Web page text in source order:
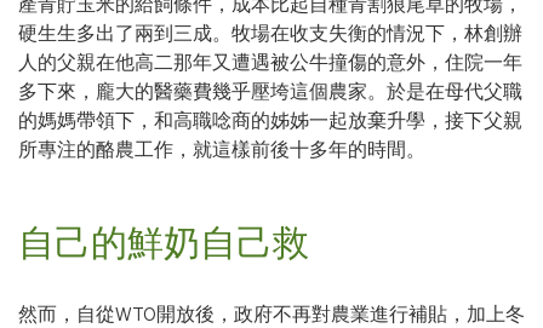
硬生生多出了兩到三成。牧場在收支失衡的情況下，林創辦
人的父親在他高二那年又遭遇被公牛撞傷的意外，住院一年
多下來，龐大的醫藥費幾乎壓垮這個農家。於是在母代父職
的媽媽帶領下，和高職唸商的姊姊一起放棄升學，接下父親
所專注的酪農工作，就這樣前後十多年的時間。
自己的鮮奶自己救
然而，自從WTO開放後，政府不再對農業進行補貼，加上冬